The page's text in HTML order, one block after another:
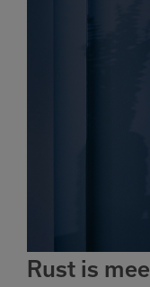
Rust is